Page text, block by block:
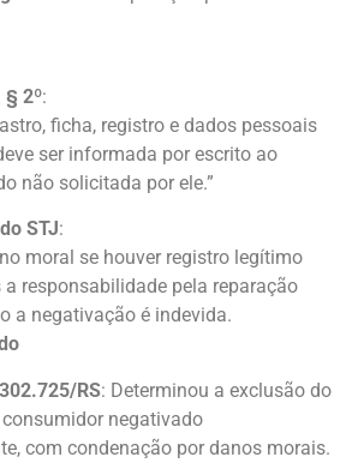
§ 2º:
ficha, registro e dados pessoais
ser informada por escrito ao
não solicitada por ele.”
STJ:
moral se houver registro legítimo
a responsabilidade pela reparação
a negativação é indevida.
RS: Determinou a exclusão do
negativado
com condenação por danos morais.